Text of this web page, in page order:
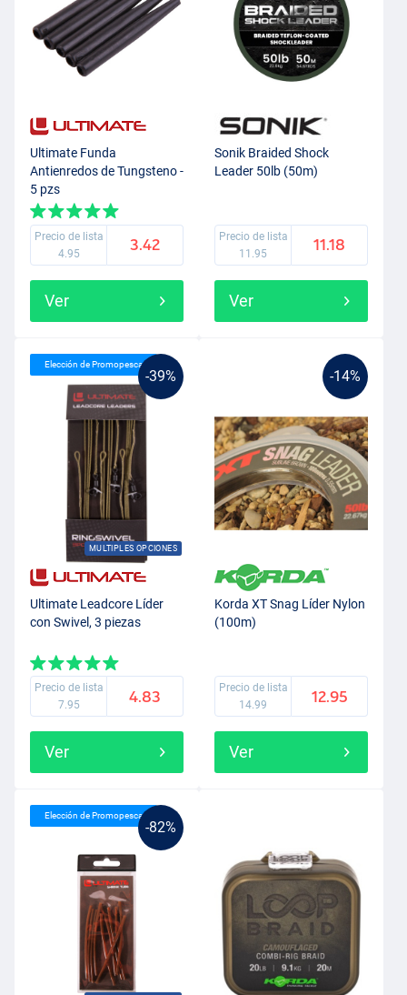
Ultimate Funda
Antienredos de Tungsteno -
5 pzs
Precio de lista
4.95
3.42
Ver
Sonik Braided Shock
Leader 50lb (50m)
Precio de lista
11.95
11.18
Ver
-39%
MULTIPLES OPCIONES
Elección de Promopesca
Ultimate Leadcore Líder
con Swivel, 3 piezas
Precio de lista
7.95
4.83
Ver
-14%
Korda XT Snag Líder Nylon
(100m)
Precio de lista
14.99
12.95
Ver
-82%
Elección de Promopesca